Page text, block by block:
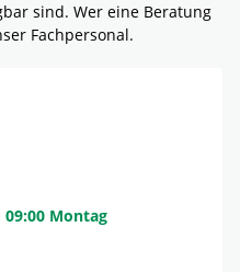
sind. Wer eine Beratung
Fachpersonal.
09:00 Montag